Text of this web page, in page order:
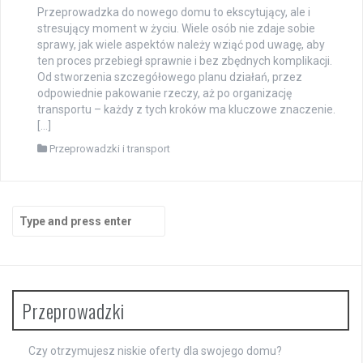
Przeprowadzka do nowego domu to ekscytujący, ale i
stresujący moment w życiu. Wiele osób nie zdaje sobie
sprawy, jak wiele aspektów należy wziąć pod uwagę, aby
ten proces przebiegł sprawnie i bez zbędnych komplikacji.
Od stworzenia szczegółowego planu działań, przez
odpowiednie pakowanie rzeczy, aż po organizację
transportu – każdy z tych kroków ma kluczowe znaczenie.
Przeprowadzki i transport
for:
Przeprowadzki
Czy otrzymujesz niskie oferty dla swojego domu?